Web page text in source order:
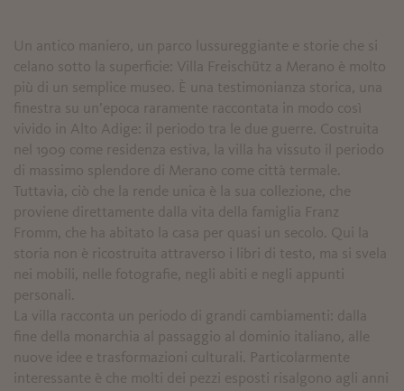
Un antico maniero, un parco lussureggiante e storie che si
celano sotto la superficie: Villa Freischütz a Merano è molto
più di un semplice museo. È una testimonianza storica, una
finestra su un’epoca raramente raccontata in modo così
vivido in Alto Adige: il periodo tra le due guerre. Costruita
nel 1909 come residenza estiva, la villa ha vissuto il periodo
di massimo splendore di Merano come città termale.
Tuttavia, ciò che la rende unica è la sua collezione, che
proviene direttamente dalla vita della famiglia Franz
Fromm, che ha abitato la casa per quasi un secolo. Qui la
storia non è ricostruita attraverso i libri di testo, ma si svela
nei mobili, nelle fotografie, negli abiti e negli appunti
personali.
La villa racconta un periodo di grandi cambiamenti: dalla
fine della monarchia al passaggio al dominio italiano, alle
nuove idee e trasformazioni culturali. Particolarmente
interessante è che molti dei pezzi esposti risalgono agli anni